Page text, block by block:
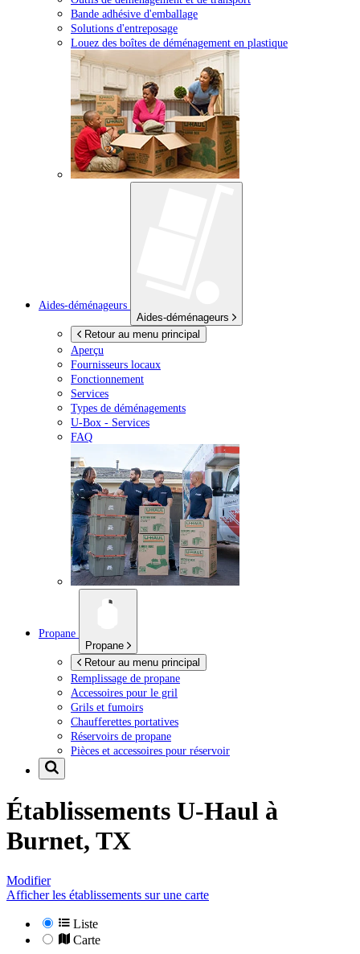
Bande adhésive d'emballage
Solutions d'entreposage
Louez des boîtes de déménagement en plastique
Aides-déménageurs
Aides-déménageurs
Retour au menu principal
Aperçu
Fournisseurs locaux
Fonctionnement
Services
Types de déménagements
U-Box - Services
FAQ
Propane
Propane
Retour au menu principal
Remplissage de propane
Accessoires pour le gril
Grils et fumoirs
Chaufferettes portatives
Réservoirs de propane
Pièces et accessoires pour réservoir
Établissements U-Haul à
Burnet, TX
Modifier
Afficher les établissements sur une carte
Liste
Carte